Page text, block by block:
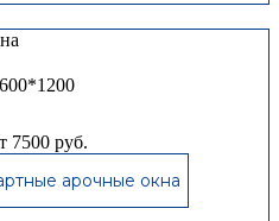
7500 руб.
арочные окна